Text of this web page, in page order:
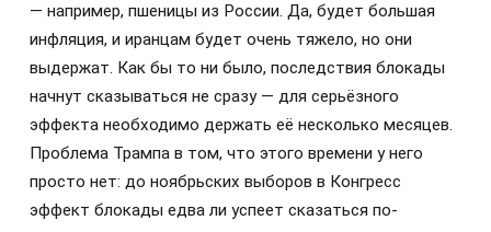
— например, пшеницы из России. Да, будет большая
инфляция, и иранцам будет очень тяжело, но они
выдержат. Как бы то ни было, последствия блокады
начнут сказываться не сразу — для серьёзного
эффекта необходимо держать её несколько месяцев.
Проблема Трампа в том, что этого времени у него
просто нет: до ноябрьских выборов в Конгресс
эффект блокады едва ли успеет сказаться по-